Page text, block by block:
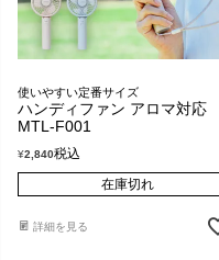
使いやすい定番サイズ
ハンディファン アロマ対応
MTL-F001
¥2,840税込
在庫切れ
詳細を見る